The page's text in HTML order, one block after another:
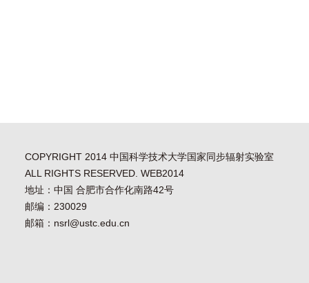
COPYRIGHT 2014 中国科学技术大学国家同步辐射实验室
ALL RIGHTS RESERVED. WEB2014
地址：中国 合肥市合作化南路42号
邮编：230029
邮箱：nsrl@ustc.edu.cn